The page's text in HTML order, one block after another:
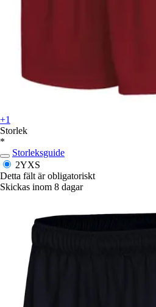
+1
Storlek
*
Storleksguide
2YXS
Detta fält är obligatoriskt
Skickas inom 8 dagar